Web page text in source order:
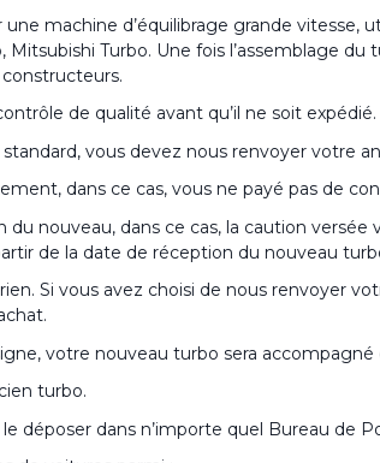
machine d’équilibrage grande
Mitsubishi Turbo. Une fois l’assemblage
de qualité avant qu’il ne soit
vous devez nous renvoyer votre
dans ce cas, vous ne payé pas de
nouveau, dans ce cas, la caution
de la date de réception du nouveau
Si vous avez choisi de nous renvoyer
votre nouveau turbo sera
turbo.
déposer dans n’importe quel Bureau de